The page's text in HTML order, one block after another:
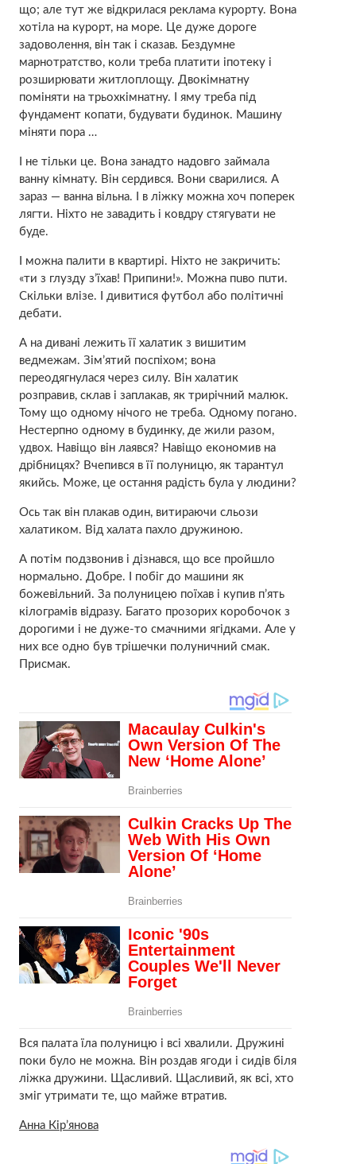
що; але тут же відкрилася реклама курорту. Вона
хотіла на курорт, на море. Це дуже дороге
задоволення, він так і сказав. Бездумне
марнотратство, коли треба платити іпотеку і
розширювати житлоплощу. Двокімнатну
поміняти на трьохкімнатну. І яму треба під
фундамент копати, будувати будинок. Машину
міняти пора …
І не тільки це. Вона занадто надовго займала
ванну кімнату. Він сердився. Вони сварилися. А
зараз — ванна вільна. І в ліжку можна хоч поперек
лягти. Ніхто не завадить і ковдру стягувати не
буде.
І можна палити в квартирі. Ніхто не закричить:
«ти з глузду з’їхав! Припини!». Можна пuво пuти.
Скільки влізе. І дивитися футбол або політичні
дебати.
А на дивані лежить її халатик з вишитим
ведмежам. Зім’ятий поспіхом; вона
переодягнулася через силу. Він халатик
розправив, склав і заплакав, як трирічний малюк.
Тому що одному нічого не треба. Одному погано.
Нестерпно одному в будинку, де жили разом,
удвох. Навіщо він лаявся? Навіщо економив на
дрібницях? Вчепився в її полуницю, як тарантул
якийсь. Може, це остання радість була у людини?
Ось так він плакав один, витираючи сльози
халатиком. Від халата пахло дружиною.
А потім подзвонив і дізнався, що все пройшло
нормально. Добре. І побіг до машини як
божевільний. За полуницею поїхав і купив п’ять
кілограмів відразу. Багато прозорих коробочок з
дорогими і не дуже-то смачними ягідками. Але у
них все одно був трішечки полуничний смак.
Присмак.
Вся палата їла полуницю і всі хвалили. Дружині
поки було не можна. Він роздав ягоди і сидів біля
ліжка дружини. Щасливий. Щасливий, як всі, хто
зміг утримати те, що майже втратив.
Анна Кір’янова